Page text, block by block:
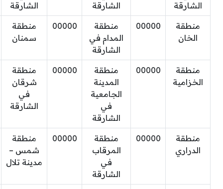
الشارقة
الشارقة
الشارقة
منطقة
الخان
00000
منطقة
المدام في
الشارقة
00000
منطقة
سمنان
منطقة
الخزامية
00000
منطقة
المدينة
الجامعية
في
الشارقة
00000
منطقة
شرقان
في
الشارقة
منطقة
الدراري
00000
منطقة
المرقاب
في
الشارقة
00000
منطقة
شمس –
مدينة تلال